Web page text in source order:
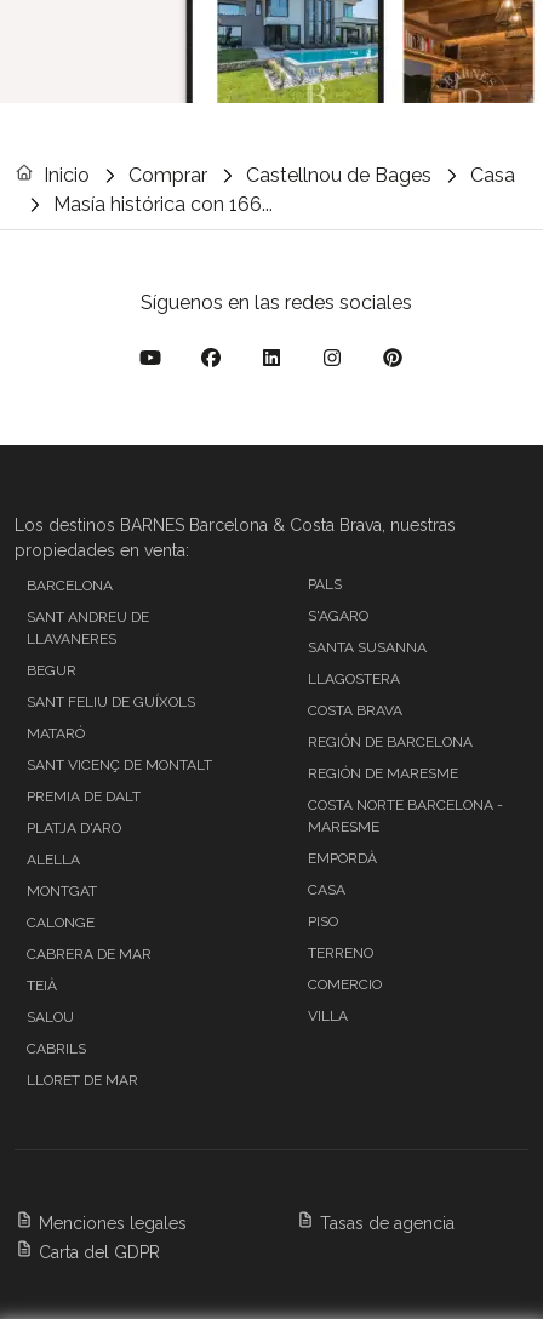
Inicio Comprar Castellnou de Bages
Casa
Masía histórica con 166...
Síguenos en las redes sociales
Los destinos BARNES Barcelona & Costa Brava, nuestras
propiedades en venta:
BARCELONA
SANT ANDREU DE
LLAVANERES
BEGUR
SANT FELIU DE GUÍXOLS
MATARÓ
SANT VICENÇ DE MONTALT
PREMIA DE DALT
PLATJA D'ARO
ALELLA
MONTGAT
CALONGE
CABRERA DE MAR
TEIÀ
SALOU
CABRILS
LLORET DE MAR
PALS
S'AGARO
SANTA SUSANNA
LLAGOSTERA
COSTA BRAVA
REGIÓN DE BARCELONA
REGIÓN DE MARESME
COSTA NORTE BARCELONA -
MARESME
EMPORDÀ
CASA
PISO
TERRENO
COMERCIO
VILLA
Menciones legales
Carta del GDPR
Tasas de agencia